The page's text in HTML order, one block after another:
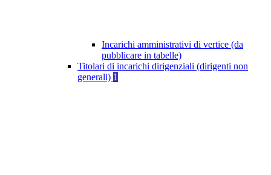
Incarichi amministrativi di vertice (da
pubblicare in tabelle)
Titolari di incarichi dirigenziali (dirigenti non
generali) 1